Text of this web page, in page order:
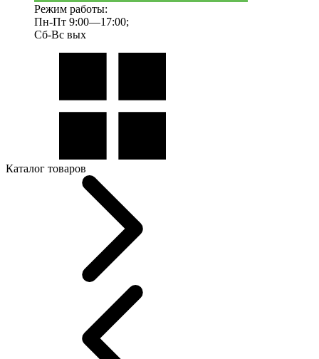
Режим работы:
Пн-Пт 9:00—17:00;
Сб-Вс вых
Каталог товаров